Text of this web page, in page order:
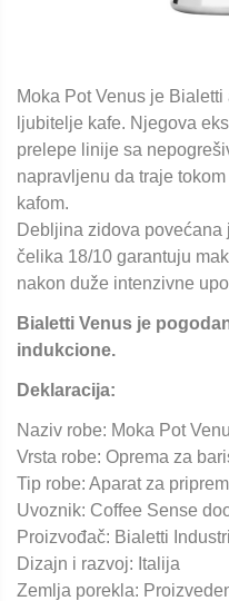
Moka Pot Venus je
ljubitelje kafe. Njegova
prelepe linije sa
napravljenu da traje
kafom.
Debljina zidova povećana
čelika 18/10 garantuju
nakon duže intenzivne
Bialetti Venus je
indukcione.
Deklaracija:
Naziv robe: Moka Pot
Vrsta robe: Oprema za
Tip robe: Aparat za
Uvoznik: Coffee Sense
Proizvođač: Bialetti
Dizajn i razvoj: Italija
Zemlja porekla: